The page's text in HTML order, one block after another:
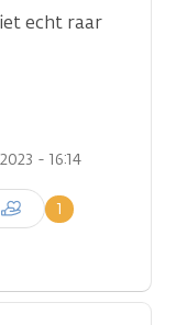
echt raar
- 16:14
1
te